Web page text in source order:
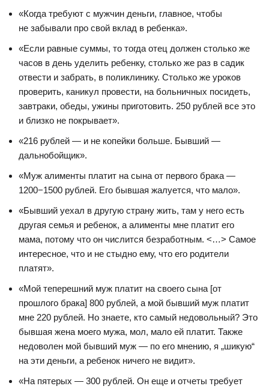
«Когда требуют с мужчин деньги, главное, чтобы
не забывали про свой вклад в ребенка».
«Если равные суммы, то тогда отец должен столько же
часов в день уделить ребенку, столько же раз в садик
отвести и забрать, в поликлинику. Столько же уроков
проверить, каникул провести, на больничных посидеть,
завтраки, обеды, ужины приготовить. 250 рублей все это
и близко не покрывает».
«216 рублей — и не копейки больше. Бывший —
дальнобойщик».
«Муж алименты платит на сына от первого брака —
1200−1500 рублей. Его бывшая жалуется, что мало».
«Бывший уехал в другую страну жить, там у него есть
другая семья и ребенок, а алименты мне платит его
мама, потому что он числится безработным. <…> Самое
интересное, что и не стыдно ему, что его родители
платят».
«Мой теперешний муж платит на своего сына [от
прошлого брака] 800 рублей, а мой бывший муж платит
мне 220 рублей. Но знаете, кто самый недовольный? Это
бывшая жена моего мужа, мол, мало ей платит. Также
недоволен мой бывший муж — по его мнению, я „шикую“
на эти деньги, а ребенок ничего не видит».
«На пятерых — 300 рублей. Он еще и отчеты требует